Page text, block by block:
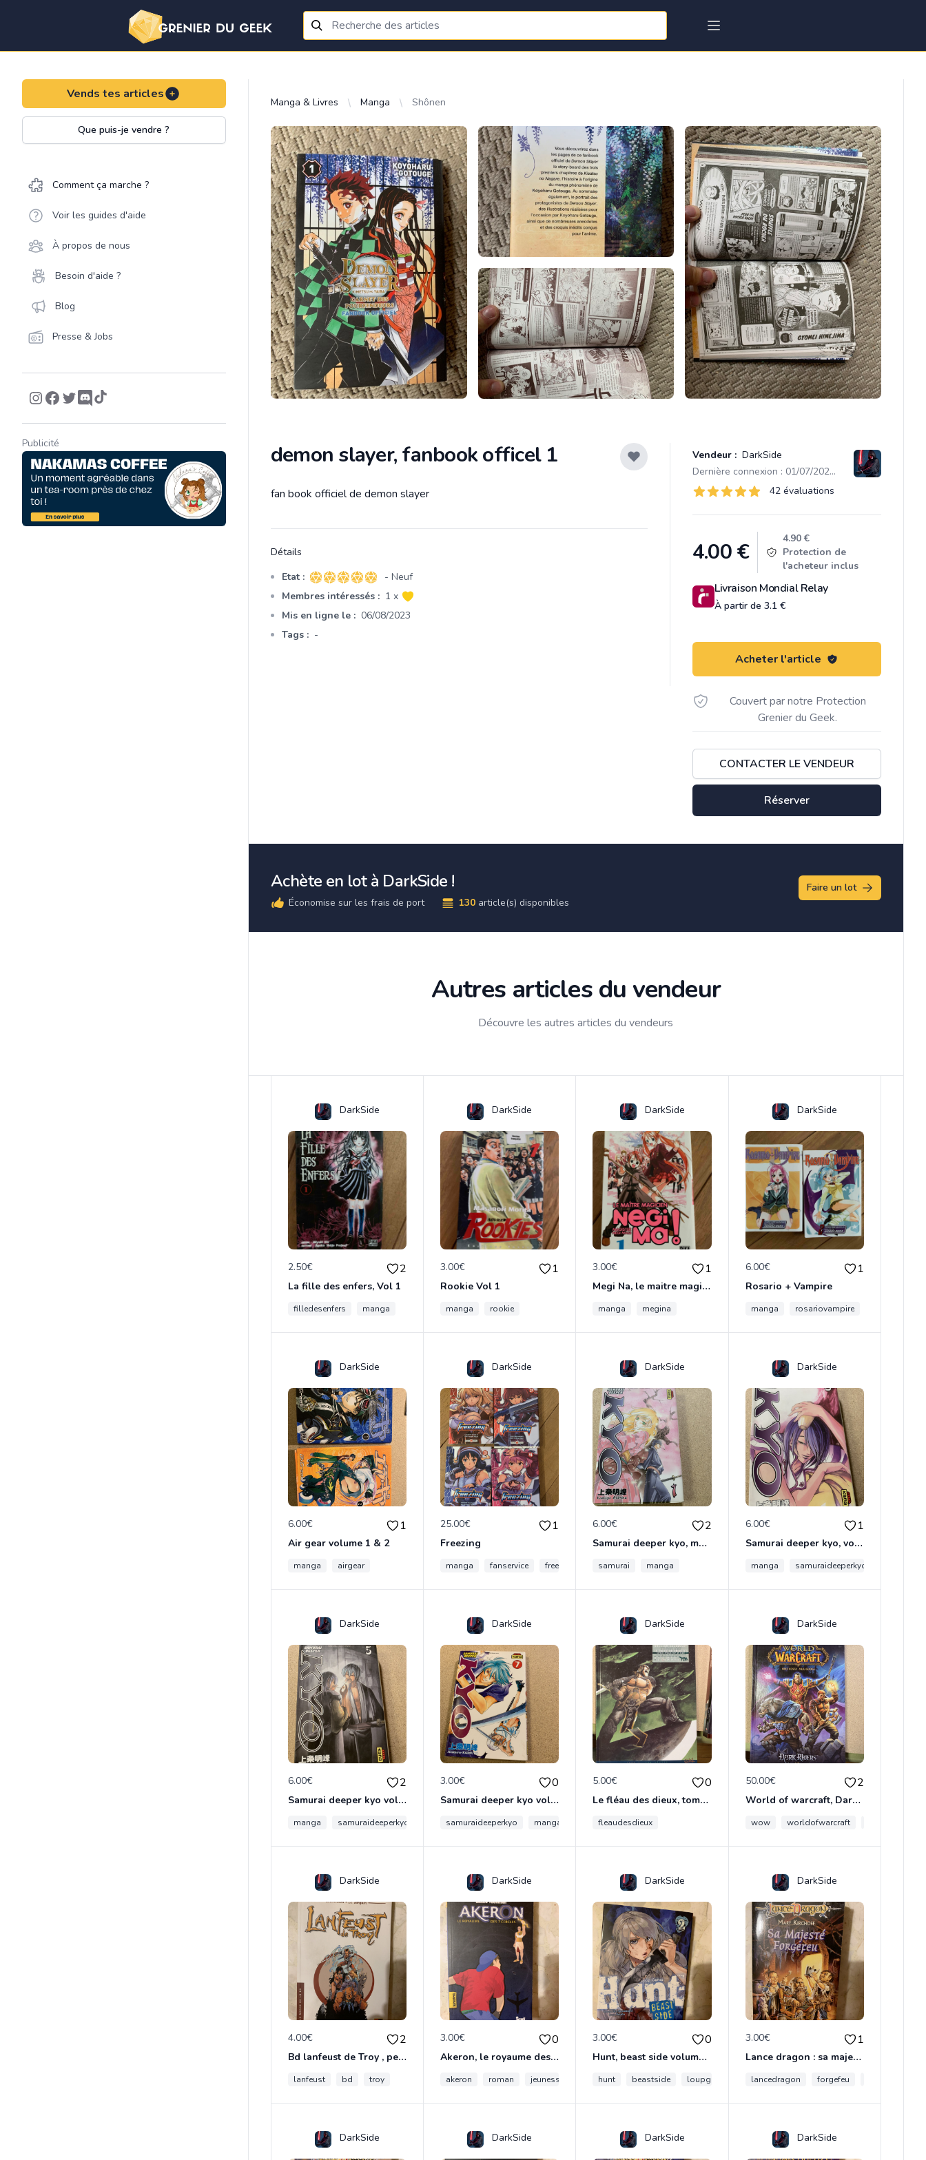
Vends tes articles
Que puis-je vendre ?
Comment ça marche ?
Voir les guides d'aide
À propos de nous
Besoin d'aide ?
Blog
Presse & Jobs
Publicité
Manga & Livres Manga Shônen
demon slayer, fanbook officel 1 Vendeur : DarkSide
Dernière connexion : 01/07/2026 14:00
Évaluations
42 sur 5 étoiles 42 évaluations
Product information
4.00€
4.90 €
Protection de
l'acheteur inclus
Livraison Mondial Relay
À partir de 3.1 €
Acheter l'article
Couvert par notre Protection
Grenier du Geek.
CONTACTER LE VENDEUR
Réserver
Description
fan book officiel de demon slayer
Détails
Etat : 5 sur 5 étoiles
- Neuf
Membres intéressés : 1 x
Mis en ligne le : 06/08/2023
Tags : -
Achète en lot à DarkSide !
Économise sur les frais de port 130 article(s) disponibles
Faire un lot
Autres articles du vendeur
Découvre les autres articles du vendeurs
DarkSide
2.50€ 2
La fille des enfers, Vol 1
filledesenfers manga
DarkSide
3.00€ 1
Rookie Vol 1
manga rookie
DarkSide
3.00€ 1
Megi Na, le maitre magicien, Volume 1
manga megina
DarkSide
6.00€ 1
Rosario + Vampire
manga rosariovampire
DarkSide
6.00€ 1
Air gear volume 1 & 2
manga airgear
DarkSide
25.00€ 1
Freezing
manga fanservice freezing
DarkSide
6.00€ 2
Samurai deeper kyo, manga double volume 1 et 2
samurai manga
DarkSide
6.00€ 1
Samurai deeper kyo, volume 3 & 4 manga double
manga samuraideeperkyo
DarkSide
6.00€ 2
Samurai deeper kyo volume 5&6 manga double
manga samuraideeperkyo
DarkSide
3.00€ 0
Samurai deeper kyo volume 7
samuraideeperkyo manga
DarkSide
5.00€ 0
Le fléau des dieux, tome 4 , vae victis
fleaudesdieux
DarkSide
50.00€ 2
World of warcraft, Dark Riders tome 1
wow worldofwarcraft
DarkSide
4.00€ 2
Bd lanfeust de Troy , petit format
lanfeust bd troy
DarkSide
3.00€ 0
Akeron, le royaume des 7 cercles
akeron roman jeunesse
DarkSide
3.00€ 0
Hunt, beast side volume 2
hunt beastside loupgarou thiercelieux
DarkSide
3.00€ 1
Lance dragon : sa majesté forgefeu
lancedragon forgefeu
DarkSide DarkSide DarkSide DarkSide